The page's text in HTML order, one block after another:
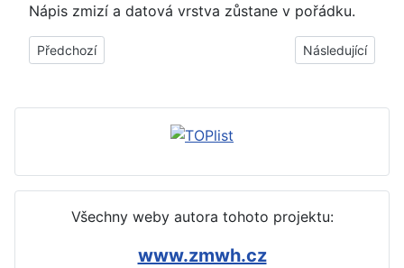
Nápis zmizí a datová vrstva zůstane v pořádku.
Předchozí článek: Skvrny od voskovek na podlaze, zdi - jak,
Předchozí Další článek:
Následující
Všechny weby autora tohoto projektu:
www.zmwh.cz